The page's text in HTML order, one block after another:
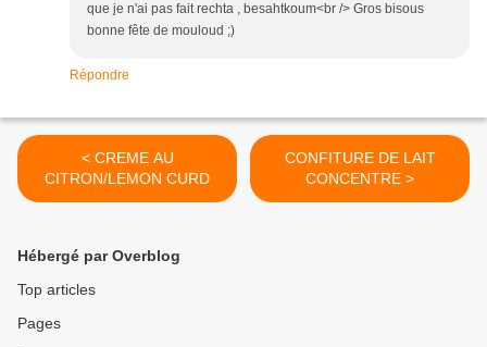
que je n'ai pas fait rechta , besahtkoum<br /> Gros bisous
bonne fête de mouloud ;)
Répondre
< CREME AU
CITRON/LEMON CURD
CONFITURE DE LAIT
CONCENTRE >
Hébergé par Overblog
Top articles
Pages